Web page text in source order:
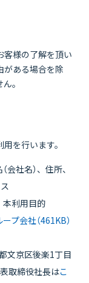
客様の了解を頂い
がある場合を除
。
を行います。
社名）、住所、
本利用目的
プ会社（461KB）
文京区後楽1丁目
取締役社長はこ